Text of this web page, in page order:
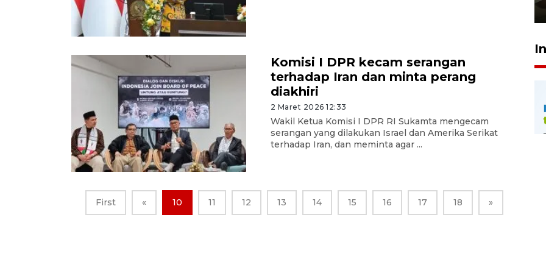
Komisi I DPR kecam serangan
terhadap Iran dan minta perang
diakhiri
2 Maret 2026 12:33
Wakil Ketua Komisi I DPR RI Sukamta mengecam
serangan yang dilakukan Israel dan Amerika Serikat
terhadap Iran, dan meminta agar ...
First « 10 11 12 13 14 15 16 17 18 »